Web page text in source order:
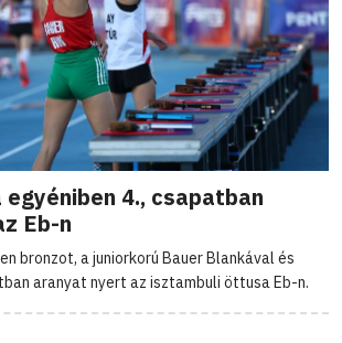
egyéniben 4., csapatban
Eb-n
bronzot, a juniorkorú Bauer Blankával és
aranyat nyert az isztambuli öttusa Eb-n.